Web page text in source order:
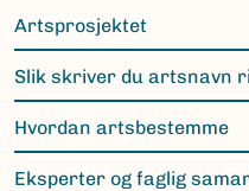
Artsprosjektet
Slik skriver du artsnavn
Hvordan artsbestemme
Eksperter og faglig